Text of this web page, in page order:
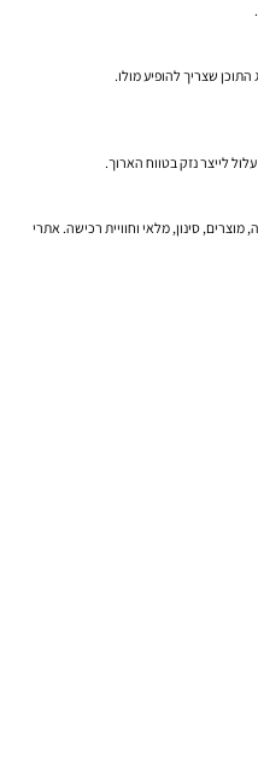
שצריך להופיע מולו.
לייצר נזק בטווח הארוך.
סינון, מלאי וחוויית רכישה. אתרי